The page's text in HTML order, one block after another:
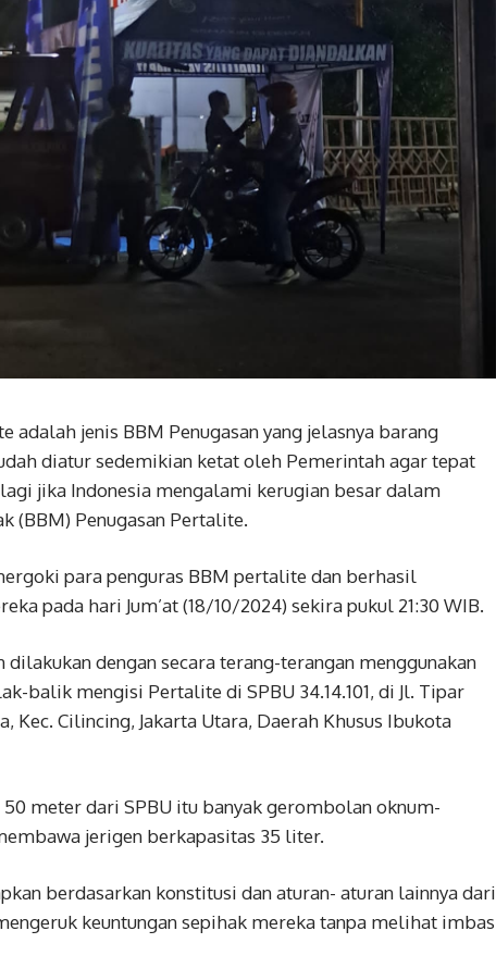
adalah jenis BBM Penugasan yang jelasnya barang
diatur sedemikian ketat oleh Pemerintah agar tepat
jika Indonesia mengalami kerugian besar dalam
(BBM) Penugasan Pertalite.
para penguras BBM pertalite dan berhasil
pada hari Jum’at (18/10/2024) sekira pukul 21:30 WIB.
dilakukan dengan secara terang-terangan menggunakan
balik mengisi Pertalite di SPBU 34.14.101, di Jl. Tipar
Kec. Cilincing, Jakarta Utara, Daerah Khusus Ibukota
meter dari SPBU itu banyak gerombolan oknum-
jerigen berkapasitas 35 liter.
berdasarkan konstitusi dan aturan- aturan lainnya dari
keuntungan sepihak mereka tanpa melihat imbas